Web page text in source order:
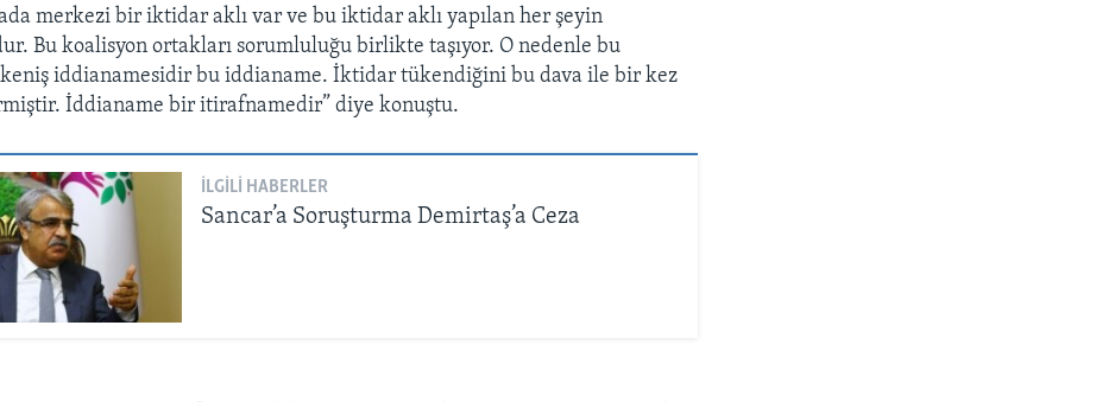
merkezi bir iktidar aklı var ve bu iktidar aklı yapılan her şeyin
Bu koalisyon ortakları sorumluluğu birlikte taşıyor. O nedenle bu
iddianamesidir bu iddianame. İktidar tükendiğini bu dava ile bir kez
İddianame bir itirafnamedir” diye konuştu.
İLGILI HABERLER
Sancar’a Soruşturma Demirtaş’a Ceza